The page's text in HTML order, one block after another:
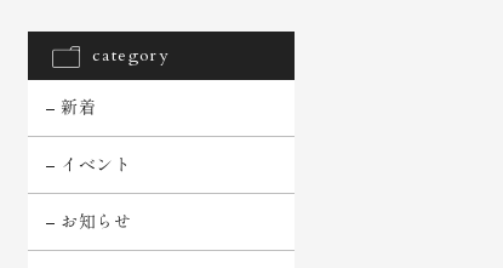
category
新着
イベント
お知らせ